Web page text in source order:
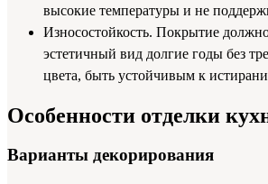
высокие температуры и не
Износостойкость. Покрытие
эстетичный вид долгие годы без
цвета, быть устойчивым к
Особенности отделки
Варианты декорирования